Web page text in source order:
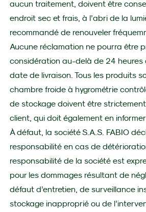
aucun traitement, doivent être
endroit sec et frais, à l’abri de la
recommandé de renouveler
Aucune réclamation ne pourra être
considération au-delà de 24 heures
date de livraison. Tous les produits
chambre froide à hygrométrie
de stockage doivent être
client, qui doit également en
À défaut, la société S.A.S. FABIO
responsabilité en cas de
responsabilité de la société est
pour les dommages résultant de
défaut d’entretien, de surveillance
stockage inapproprié ou de